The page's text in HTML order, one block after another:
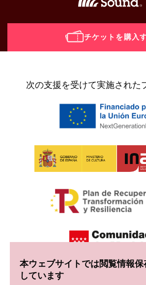
チケットを購入
次の支援を受けて実施された
本ウェブサイトでは閲覧情報
しています